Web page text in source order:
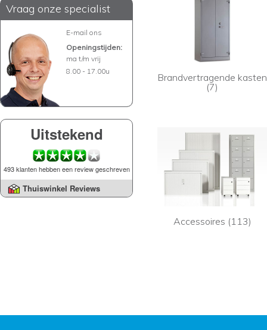
Vraag onze specialist
E-mail ons
Openingstijden:
ma t/m vrij
8.00 - 17.00u
Uitstekend
493 klanten hebben een review geschreven
Thuiswinkel Reviews
Brandvertragende kasten
(7)
Accessoires (113)